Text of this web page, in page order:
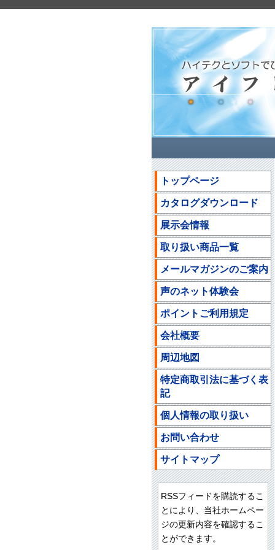
トップページ
カタログダウンロード
展示会情報
取り扱い商品一覧
メールマガジンのご案内
声のネット体験会
ポイントご利用規定
会社概要
周辺地図
特定商取引法に基づく表
記
個人情報の取り扱い
お問い合わせ
サイトマップ
RSSフィードを購読するこ
とにより、当社ホームペー
ジの更新内容を確認するこ
とができます。